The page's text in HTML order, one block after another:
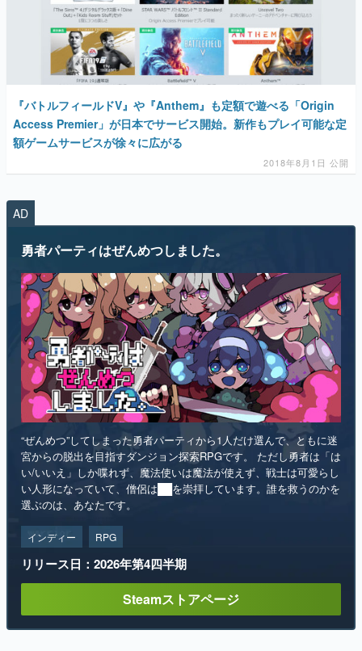
『バトルフィールドV』や『Anthem』も定額で遊べる「Origin
Access Premier」が日本でサービス開始。新作もプレイ可能な定
額ゲームサービスが徐々に広がる
2018年8月1日 公開
AD
“ぜんめつ”してしまった勇者パーティから1人だけ選んで、ともに迷
宮からの脱出を目指すダンジョン探索RPGです。 ただし勇者は「は
い/いいえ」しか喋れず、魔法使いは魔法が使えず、戦士は可愛らし
い人形になっていて、僧侶は██を崇拝しています。誰を救うのかを
選ぶのは、あなたです。
インディー RPG
リリース日：2026年第4四半期
ランキング